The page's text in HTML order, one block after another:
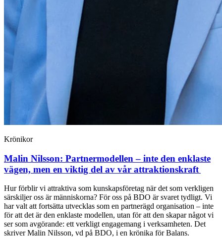
Krönikor
Malin Nilsson: Partnermodellen – inte den enklaste
vägen, men en viktig del av vår attraktionskraft
Hur förblir vi attraktiva som kunskapsföretag när det som verkligen
särskiljer oss är människorna? För oss på BDO är svaret tydligt. Vi
har valt att fortsätta utvecklas som en partnerägd organisation – inte
för att det är den enklaste modellen, utan för att den skapar något vi
ser som avgörande: ett verkligt engagemang i verksamheten. Det
skriver Malin Nilsson, vd på BDO, i en krönika för Balans.